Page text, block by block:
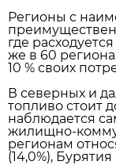
Регионы с
где
же в 60
10 % своих
В северных и
топливо стоит
наблюдается
жилищно-
регионам
(14,0%), Бурятия